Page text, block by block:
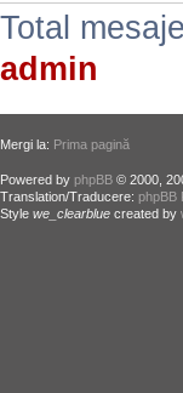
Total mesaje
admin
Mergi la: Prima pagină
Powered by phpBB © 2000,
Translation/Traducere: phpBB
Style we_clearblue created by